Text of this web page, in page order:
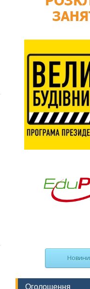
Новини
Оголошення